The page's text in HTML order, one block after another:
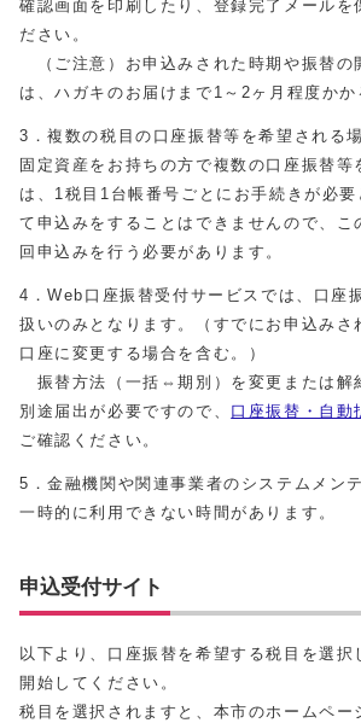
確認画面を印刷したり、登録完了メールを
ださい。
（ご注意）お申込みされた時期や振替の
は、ハガキのお届けまで1～2ヶ月程度かか
3．複数の税目の口座振替等を希望される
固定資産をお持ちの方で複数の口座振替等
は、1税目1台帳番号ごとにお手続きが必
て申込みをすることはできませんので、こ
回申込みを行う必要があります。
4．Web口座振替受付サービスでは、口座
扱いのみとなります。（すでにお申込みさ
口座に変更する場合を含む。）
振替方法（一括⇔期別）を変更または解
別途届出が必要ですので、 口座振替・自動
ご確認ください。
5．金融機関や関連事業者のシステムメン
一時的に利用できない時間があります。
申込受付サイト
以下より、口座振替を希望する税目を選択
開始してください。
税目を選択されますと、本市のホームペー